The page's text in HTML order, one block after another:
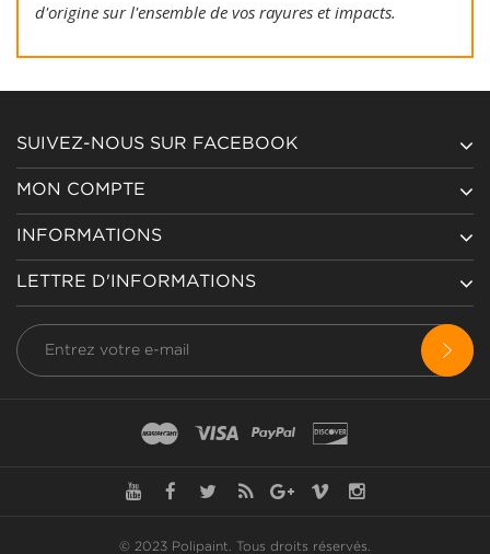
d'origine sur l'ensemble de vos rayures et impacts.
SUIVEZ-NOUS SUR FACEBOOK
MON COMPTE
INFORMATIONS
LETTRE D'INFORMATIONS
© 2023 Polipaint. Tous droits réservés.